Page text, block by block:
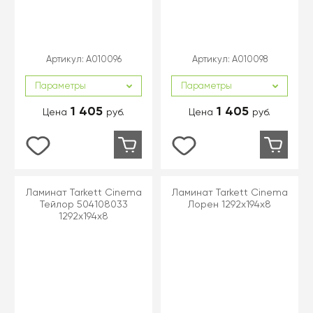
Артикул: A010096
Параметры
Цена 1 405 руб.
Артикул: A010098
Параметры
Цена 1 405 руб.
Ламинат Tarkett Cinema
Тейлор 504108033
1292x194x8
Ламинат Tarkett Cinema
Лорен 1292x194x8